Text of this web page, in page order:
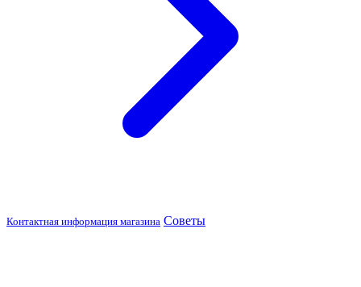
Контактная информация магазина Советы